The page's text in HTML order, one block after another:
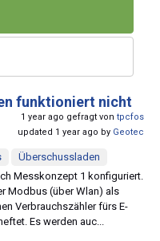
funktioniert nicht
1 year ago gefragt von tpcfos
updated 1 year ago by Geotec
Überschussladen
Messkonzept 1 konfiguriert.
Modbus (über Wlan) als
Verbrauchszähler fürs E-
Es werden auc...